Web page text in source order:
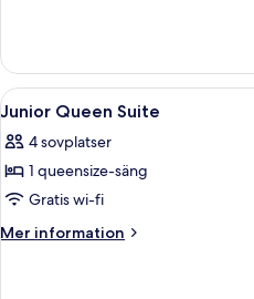
Twin
Suite
Öppna
alla
foton
för
Junior
Queen
6
Junior Queen Suite
4 sovplatser
1 queensize-säng
Gratis wi-fi
Mer information
Mer